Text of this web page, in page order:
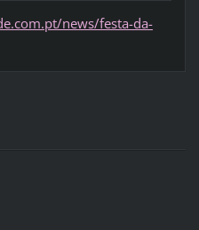
news/festa-da-